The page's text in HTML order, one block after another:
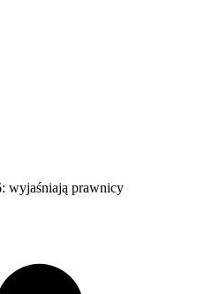
wyjaśniają prawnicy